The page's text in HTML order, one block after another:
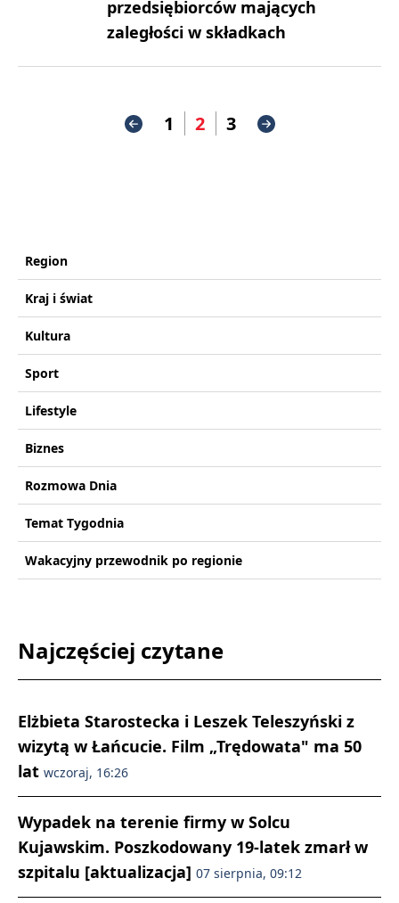
przedsiębiorców mających
zaległości w składkach
1 2 3
Region
Kraj i świat
Kultura
Sport
Lifestyle
Biznes
Rozmowa Dnia
Temat Tygodnia
Wakacyjny przewodnik po regionie
Najczęściej czytane
Elżbieta Starostecka i Leszek Teleszyński z
wizytą w Łańcucie. Film „Trędowata" ma 50
lat wczoraj, 16:26
Wypadek na terenie firmy w Solcu
Kujawskim. Poszkodowany 19-latek zmarł w
szpitalu [aktualizacja] 07 sierpnia, 09:12